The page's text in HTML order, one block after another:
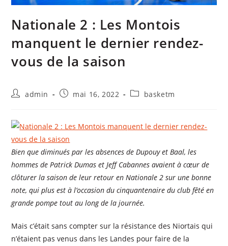
Nationale 2 : Les Montois
manquent le dernier rendez-
vous de la saison
admin mai 16, 2022 basketm
Bien que diminués par les absences de Dupouy et Baal, les
hommes de Patrick Dumas et Jeff Cabannes avaient à cœur de
clôturer la saison de leur retour en Nationale 2 sur une bonne
note, qui plus est à l’occasion du cinquantenaire du club fêté en
grande pompe tout au long de la journée.
Mais c’était sans compter sur la résistance des Niortais qui
n’étaient pas venus dans les Landes pour faire de la